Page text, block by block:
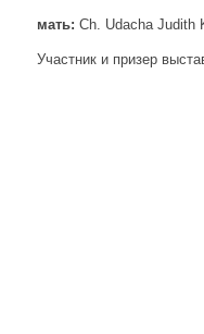
мать: Ch. Udacha Judith
Участник и призер